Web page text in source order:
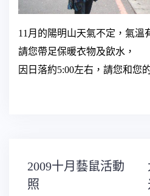
11 月的陽明山天氣不定，氣溫
請您帶足保暖衣物及飲水，
因日落約5:00左右，請您和您
文
章
導
2009十月藝鼠活動
照